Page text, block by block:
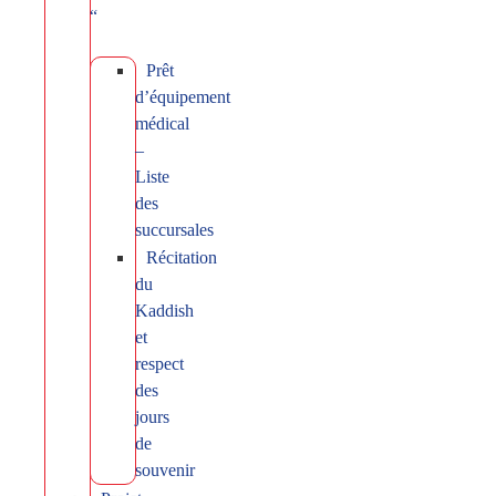
“
Prêt
d’équipement
médical
–
Liste
des
succursales
Récitation
du
Kaddish
et
respect
des
jours
de
souvenir